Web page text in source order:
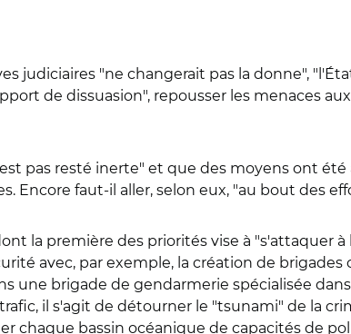
judiciaires "ne changerait pas la donne",
de dissuasion", repousser les menaces
pas resté inerte" et que des moyens ont
Encore faut-il aller, selon eux, "au bout des
la première des priorités vise à "s'attaquer
avec, par exemple, la création de
une brigade de gendarmerie spécialisée
il s'agit de détourner le "tsunami" de la
chaque bassin océanique de capacités de